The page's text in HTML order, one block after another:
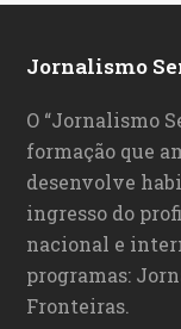
Jornalismo
O “Jornalismo
formação que
desenvolve
ingresso do
nacional e
programas:
Fronteiras.